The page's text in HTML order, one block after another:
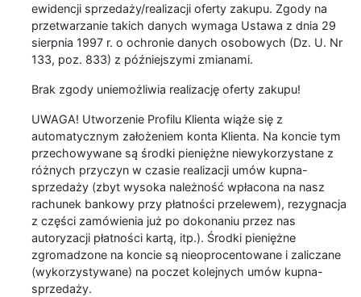
ewidencji sprzedaży/realizacji oferty zakupu. Zgody na
przetwarzanie takich danych wymaga Ustawa z dnia 29
sierpnia 1997 r. o ochronie danych osobowych (Dz. U. Nr
133, poz. 833) z późniejszymi zmianami.
Brak zgody uniemożliwia realizację oferty zakupu!
UWAGA! Utworzenie Profilu Klienta wiąże się z
automatycznym założeniem konta Klienta. Na koncie tym
przechowywane są środki pieniężne niewykorzystane z
różnych przyczyn w czasie realizacji umów kupna-
sprzedaży (zbyt wysoka należność wpłacona na nasz
rachunek bankowy przy płatności przelewem), rezygnacja
z części zamówienia już po dokonaniu przez nas
autoryzacji płatności kartą, itp.). Środki pieniężne
zgromadzone na koncie są nieoprocentowane i zaliczane
(wykorzystywane) na poczet kolejnych umów kupna-
sprzedaży.